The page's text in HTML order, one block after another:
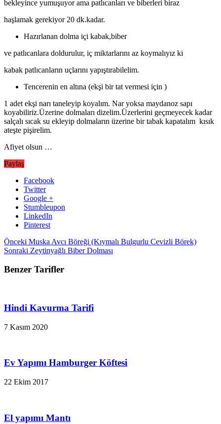
bekleyince yumuşuyor ama patlıcanları ve biberleri biraz
haşlamak gerekiyor 20 dk.kadar.
Hazırlanan dolma içi kabak,biber
ve patlıcanlara doldurulur, iç miktarlarını az koymalıyız ki
kabak patlıcanların uçlarını yapıştırabilelim.
Tencerenin en altına (ekşi bir tat vermesi için )
1 adet ekşi narı taneleyip koyalım. Nar yoksa maydanoz sapı
koyabiliriz.Üzerine dolmaları dizelim.Üzerlerini geçmeyecek kadar
salçalı sıcak su ekleyip dolmaların üzerine bir tabak kapatalım kısık
ateşte pişirelim.
Afiyet olsun …
Paylaş
Facebook
Twitter
Google +
Stumbleupon
LinkedIn
Pinterest
Önceki Muska Avcı Böreği (Kıymalı Bulgurlu Cevizli Börek)
Sonraki Zeytinyağlı Biber Dolması
Benzer Tarifler
Hindi Kavurma Tarifi
7 Kasım 2020
Ev Yapımı Hamburger Köftesi
22 Ekim 2017
El yapımı Mantı